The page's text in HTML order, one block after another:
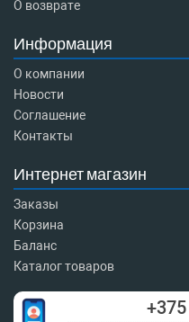
О возврате
Информация
О компании
Новости
Соглашение
Контакты
Интернет магазин
Заказы
Корзина
Баланс
Каталог товаров